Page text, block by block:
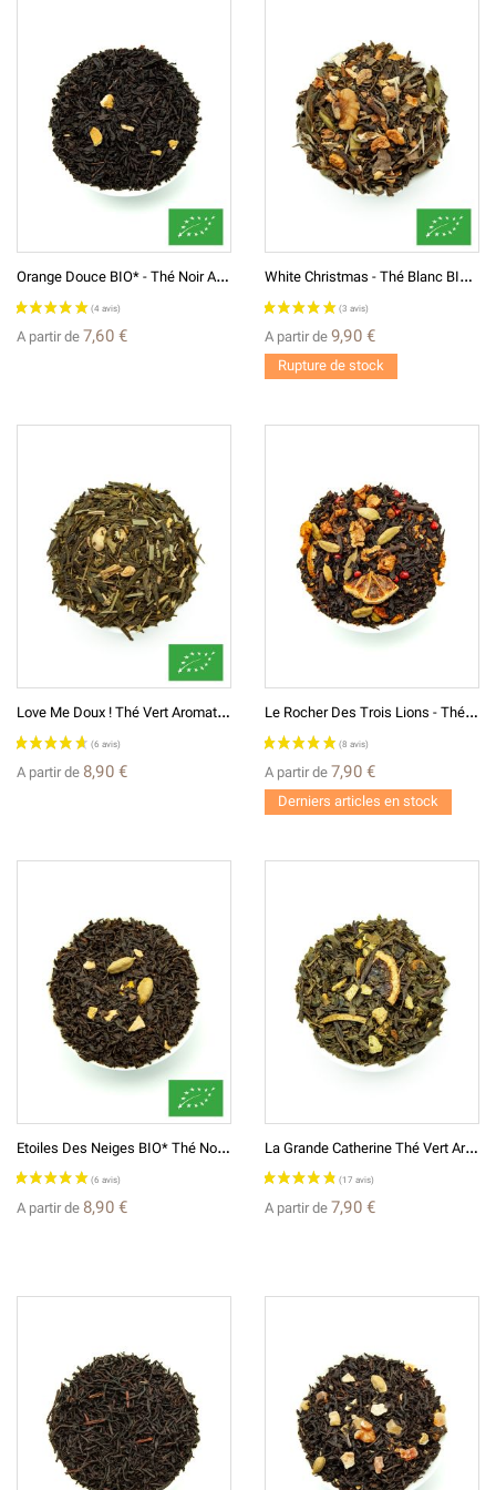
(4 avis)
O
Range Douce BIO* - Thé Noir Aromatisé
A partir de 7,60 €
W
Hite Christmas - Thé Blanc BIO* Aromatisé
A partir de 9,90 €
Rupture de stock
L
Ove Me Doux ! Thé Vert Aromatisé BIO*
A partir de 8,90 €
L
E Rocher Des Trois Lions - Thé Noir Aromatisé
A partir de 7,90 €
Derniers articles en stock
E
Toiles Des Neiges BIO* Thé Noir Aromatisé
A partir de 8,90 €
L
A Grande Catherine Thé Vert Aromatisé
A partir de 7,90 €